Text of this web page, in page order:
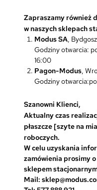
Zapraszamy również
w naszych sklepach
Modus SA ,
Godziny otwarcia:
16:00
Pagon-Modus ,
Godziny
Szanowni Klienci,
Aktualny czas
płaszcze [szyte na
roboczych.
W celu uzyskania
zamówienia prosimy
sklepem
Mail: